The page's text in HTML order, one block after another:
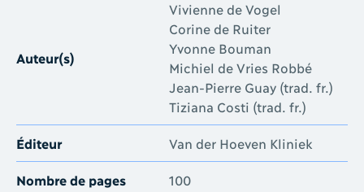
Auteur(s)
Vivienne de Vogel
Corine de Ruiter
Yvonne Bouman
Michiel de Vries Robbé
Jean-Pierre Guay (trad. fr.)
Tiziana Costi (trad. fr.)
Éditeur Van der Hoeven Kliniek
Nombre de pages 100